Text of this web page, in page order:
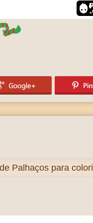
Palhaços para